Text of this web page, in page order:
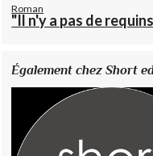
Roman
"Il n'y a pas de
Également chez Short